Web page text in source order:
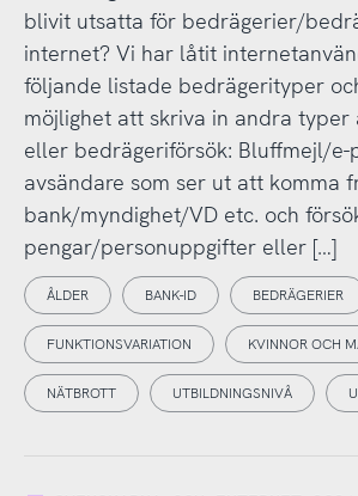
blivit utsatta för bedrägerier/
internet? Vi har låtit
följande listade bedrägerityper
möjlighet att skriva in andra
eller bedrägeriförsök: Bluffmejl/e-
avsändare som ser ut att komma
bank/myndighet/VD etc. och
pengar/personuppgifter eller […]
ÅLDER BANK-ID BEDRÄGERIER
FUNKTIONSVARIATION KVINNOR OCH
NÄTBROTT UTBILDNINGSNIVÅ